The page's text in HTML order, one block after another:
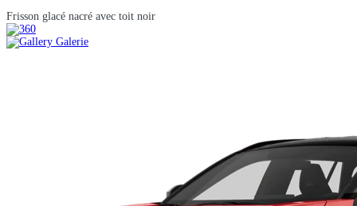
Frisson glacé nacré avec toit noir
Galerie